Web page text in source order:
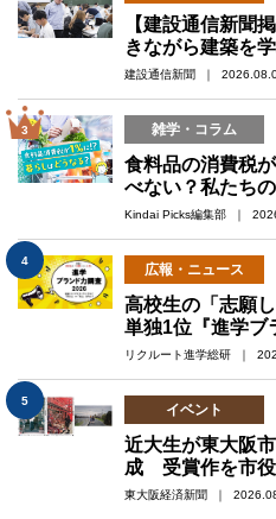
【建設通信新聞
きながら建築を
建設通信新聞 ｜
3 雑学・コラム
食料品の消費税
べない？私たち
Kindai Picks編集部 ｜
4
広報・ニュース
高校生の「志願
単独1位『進学ブ
リクルート進学総研 ｜
5
イベント
近大生が東大阪
成 受賞作を市
東大阪経済新聞 ｜